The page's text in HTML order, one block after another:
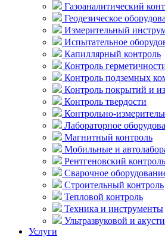
Газоаналитический
Геодезическое
Измерительный
Испытательное
Капиллярный контроль
Контроль
Контроль подземных
Контроль покрытий и
Контроль твердости
Контрольно-
Лабораторное
Магнитный контроль
Мобильные и
Рентгеновский контроль
Сварочное
Строительный контроль
Тепловой контроль
Техника и инструменты
Ультразвуковой и
Услуги